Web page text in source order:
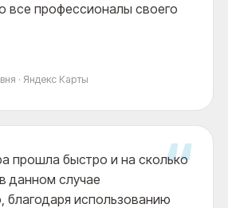
все профессионалы своего
· Яндекс Карты
“
прошла быстро и на сколько
данном случае
благодаря использованию